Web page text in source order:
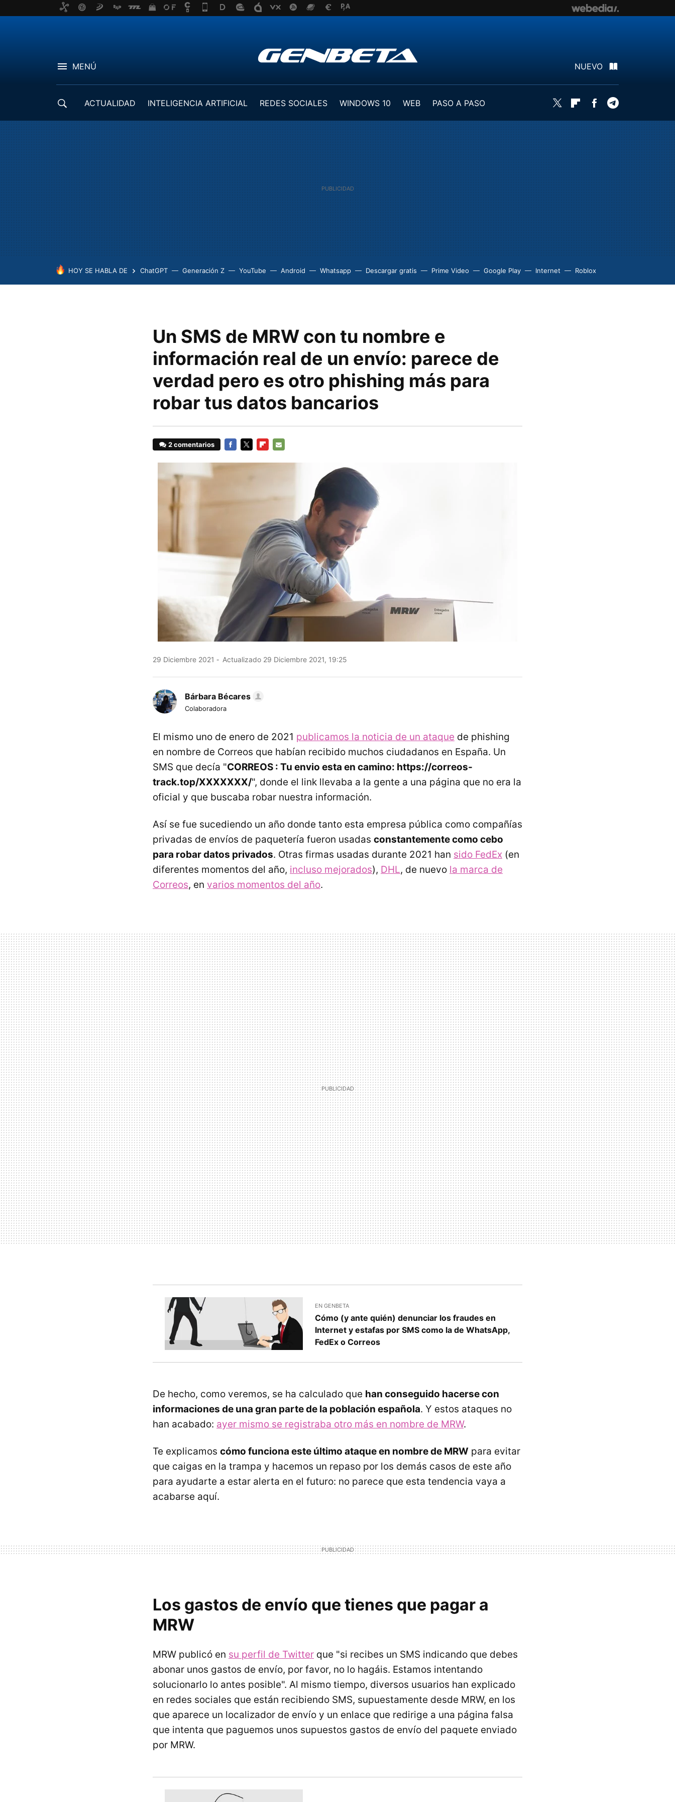
MENÚ NUEVO
ACTUALIDAD INTELIGENCIA ARTIFICIAL REDES SOCIALES WINDOWS 10 WEB
PASO A PASO
Twitter FlipboardFacebook
HOY SE HABLA DE ChatGPT Generación Z YouTube Android Whatsapp Descargar gratis Prime Video Google Play Internet Roblox
Un SMS de MRW con tu nombre e
información real de un envío: parece de
verdad pero es otro phishing más para
robar tus datos bancarios
2 comentarios
29 Diciembre 2021 Actualizado 29 Diciembre 2021, 19:25
Bárbara Bécares
Colaboradora
El mismo uno de enero de 2021 publicamos la noticia de un ataque de phishing
en nombre de Correos que habían recibido muchos ciudadanos en España. Un
SMS que decía "CORREOS : Tu envio esta en camino: https://correos-
track.top/XXXXXXX/", donde el link llevaba a la gente a una página que no era la
oficial y que buscaba robar nuestra información.
Así se fue sucediendo un año donde tanto esta empresa pública como compañías
privadas de envíos de paquetería fueron usadas constantemente como cebo
para robar datos privados. Otras firmas usadas durante 2021 han sido FedEx (en
diferentes momentos del año, incluso mejorados), DHL, de nuevo la marca de
Correos, en varios momentos del año.
EN GENBETA
Cómo (y ante quién) denunciar los fraudes en
Internet y estafas por SMS como la de WhatsApp,
FedEx o Correos
De hecho, como veremos, se ha calculado que han conseguido hacerse con
informaciones de una gran parte de la población española. Y estos ataques no
han acabado: ayer mismo se registraba otro más en nombre de MRW.
Te explicamos cómo funciona este último ataque en nombre de MRW para evitar
que caigas en la trampa y hacemos un repaso por los demás casos de este año
para ayudarte a estar alerta en el futuro: no parece que esta tendencia vaya a
acabarse aquí.
Los gastos de envío que tienes que pagar a
MRW
MRW publicó en su perfil de Twitter que "si recibes un SMS indicando que debes
abonar unos gastos de envío, por favor, no lo hagáis. Estamos intentando
solucionarlo lo antes posible". Al mismo tiempo, diversos usuarios han explicado
en redes sociales que están recibiendo SMS, supuestamente desde MRW, en los
que aparece un localizador de envío y un enlace que redirige a una página falsa
que intenta que paguemos unos supuestos gastos de envío del paquete enviado
por MRW.